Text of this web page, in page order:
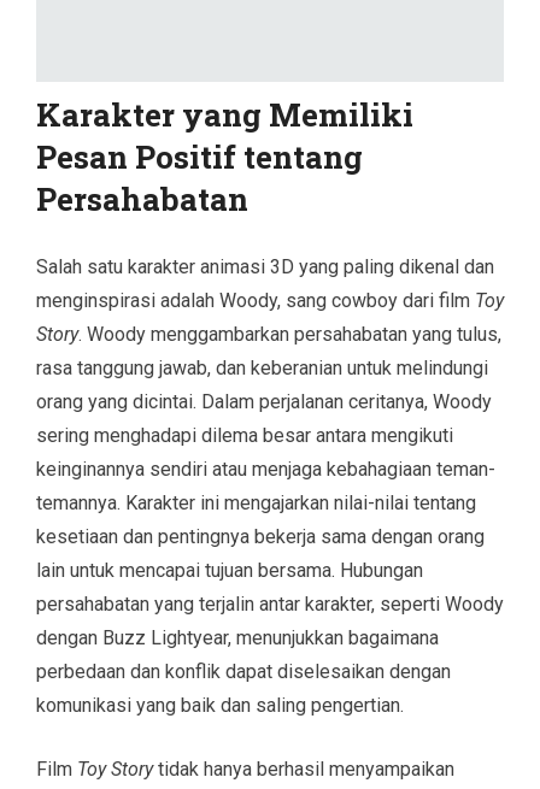
Karakter yang Memiliki
Pesan Positif tentang
Persahabatan
Salah satu karakter animasi 3D yang paling dikenal dan
menginspirasi adalah Woody, sang cowboy dari film Toy
Story. Woody menggambarkan persahabatan yang tulus,
rasa tanggung jawab, dan keberanian untuk melindungi
orang yang dicintai. Dalam perjalanan ceritanya, Woody
sering menghadapi dilema besar antara mengikuti
keinginannya sendiri atau menjaga kebahagiaan teman-
temannya. Karakter ini mengajarkan nilai-nilai tentang
kesetiaan dan pentingnya bekerja sama dengan orang
lain untuk mencapai tujuan bersama. Hubungan
persahabatan yang terjalin antar karakter, seperti Woody
dengan Buzz Lightyear, menunjukkan bagaimana
perbedaan dan konflik dapat diselesaikan dengan
komunikasi yang baik dan saling pengertian.
Film Toy Storytidak hanya berhasil menyampaikan